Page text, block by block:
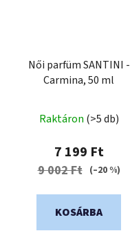
Női parfüm SANTINI -
Carmina, 50 ml
Raktáron (>5 db)
7 199 Ft
9 002 Ft (–20 %)
KOSÁRBA